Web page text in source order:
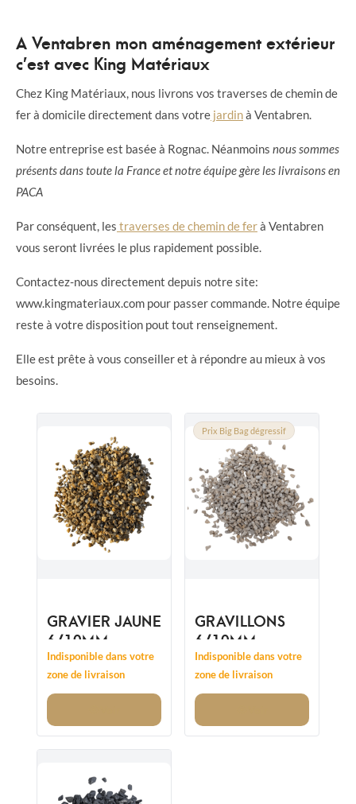
A Ventabren mon aménagement extérieur
c’est avec King Matériaux
Chez King Matériaux, nous livrons vos traverses de chemin de
fer à domicile directement dans votre jardinà Ventabren.
Notre entreprise est basée à Rognac. Néanmoins nous sommes
présents dans toute la France et notre équipe gère les livraisons en
PACA
Par conséquent, les traverses de chemin de ferà Ventabren
vous seront livrées le plus rapidement possible.
Contactez-nous directement depuis notre site:
www.kingmateriaux.com pour passer commande. Notre équipe
reste à votre disposition pout tout renseignement.
Elle est prête à vous conseiller et à répondre au mieux à vos
besoins.
GRAVIER JAUNE
6/10MM
Indisponible dans votre
zone de livraison
Prix Big Bag dégressif
GRAVILLONS
6/10MM
Indisponible dans votre
zone de livraison